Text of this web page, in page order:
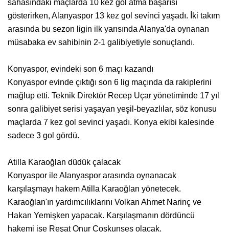
sahasındaki maçlarda 10 kez gol atma başarısı
gösterirken, Alanyaspor 13 kez gol sevinci yaşadı. İki takım
arasında bu sezon ligin ilk yarısında Alanya'da oynanan
müsabaka ev sahibinin 2-1 galibiyetiyle sonuçlandı.
Konyaspor, evindeki son 6 maçı kazandı
Konyaspor evinde çıktığı son 6 lig maçında da rakiplerini
mağlup etti. Teknik Direktör Recep Uçar yönetiminde 17 yıl
sonra galibiyet serisi yaşayan yeşil-beyazlılar, söz konusu
maçlarda 7 kez gol sevinci yaşadı. Konya ekibi kalesinde
sadece 3 gol gördü.
Atilla Karaoğlan düdük çalacak
Konyaspor ile Alanyaspor arasında oynanacak
karşılaşmayı hakem Atilla Karaoğlan yönetecek.
Karaoğlan'ın yardımcılıklarını Volkan Ahmet Narinç ve
Hakan Yemişken yapacak. Karşılaşmanın dördüncü
hakemi ise Reşat Onur Coşkunses olacak.